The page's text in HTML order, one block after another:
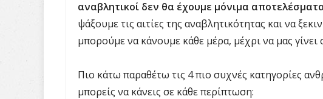
αναβλητικοί δεν θα έχουμε μόνιμα
ψάξουμε τις αιτίες της αναβλητικότητας και να
μπορούμε να κάνουμε κάθε μέρα, μέχρι να μας γίνει
Πιο κάτω παραθέτω τις 4 πιο συχνές κατηγορίες
μπορείς να κάνεις σε κάθε περίπτωση: